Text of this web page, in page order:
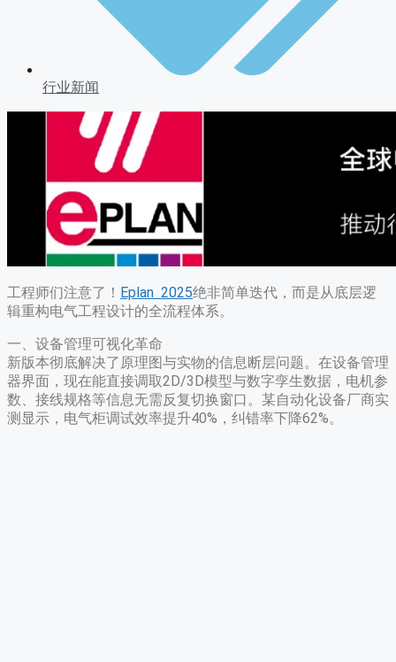
行业新闻
工程师们注意了！ Eplan 2025绝非简单迭代，而是从底层逻
辑重构电气工程设计的全流程体系。
一、设备管理可视化革命
新版本彻底解决了原理图与实物的信息断层问题。在设备管理
器界面，现在能直接调取2D/3D模型与数字孪生数据，电机参
数、接线规格等信息无需反复切换窗口。某自动化设备厂商实
测显示，电气柜调试效率提升40%，纠错率下降62%。